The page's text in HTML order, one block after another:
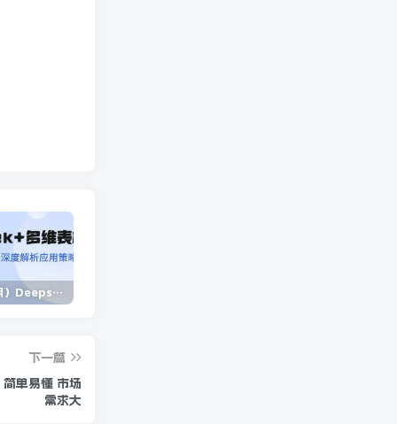
（14280期）Deepseek+多维表格，银行营销新利器，深度解析应用策略，提升营销效果
下一篇
简单易懂 市场
需求大